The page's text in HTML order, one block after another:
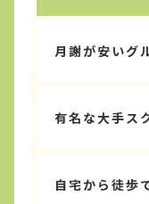
月謝が安いグ
有名な大手ス
自宅から徒歩